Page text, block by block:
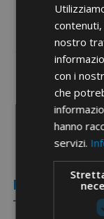
Referenze
contenuti,
nostro
con i
che
hanno
servizi.